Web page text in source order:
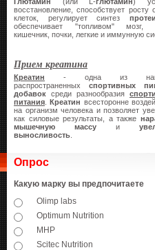
восстановление, способствует росту
клеток, регулирует синтез
обеспечивает "топливом" мозг,
кишечник, почки, легкие и иммунную
Прием креатина
Креатин - одна из
распространенных спортивных
добавок среди разнообразия
питания .Креатин всесторонне
на организм человека и позволяет
как силовые результаты, а также
мышечную массу и
выносливость
Опрос
Какую марку вы предпочитаете
Olimp labs
Optimum Nutrition
MHP
Scitec Nutrition